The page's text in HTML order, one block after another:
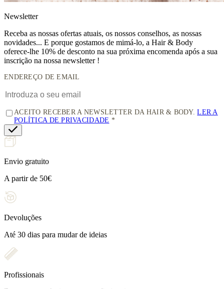
Newsletter
Receba as nossas ofertas atuais, os nossos conselhos, as nossas
novidades... E porque gostamos de mimá-lo, a Hair & Body
oferece-lhe 10% de desconto na sua próxima encomenda após a sua
inscrição na nossa newsletter !
ENDEREÇO DE EMAIL
ACEITO RECEBER A NEWSLETTER DA HAIR & BODY.LER A
POLÍTICA DE PRIVACIDADE
Envio gratuito
A partir de 50€
Devoluções
Até 30 dias para mudar de ideias
Profissionais